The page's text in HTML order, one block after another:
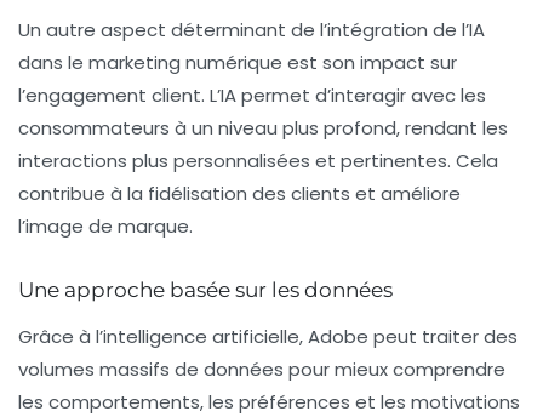
Un autre aspect déterminant de l’intégration de l’IA
dans le marketing numérique est son impact sur
l’engagement client. L’IA permet d’interagir avec les
consommateurs à un niveau plus profond, rendant les
interactions plus personnalisées et pertinentes. Cela
contribue à la fidélisation des clients et améliore
l’image de marque.
Une approche basée sur les données
Grâce à l’intelligence artificielle, Adobe peut traiter des
volumes massifs de données pour mieux comprendre
les comportements, les préférences et les motivations